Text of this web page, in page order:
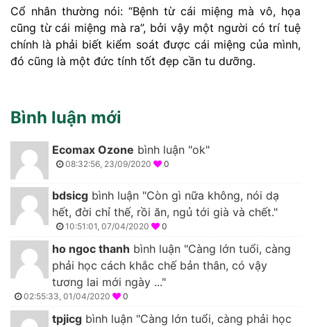
Cổ nhân thường nói: “Bệnh từ cái miệng mà vô, họa
cũng từ cái miệng mà ra”, bởi vậy một người có trí tuệ
chính là phải biết kiểm soát được cái miệng của mình,
đó cũng là một đức tính tốt đẹp cần tu dưỡng.
Bình luận mới
Ecomax Ozone bình luận "ok"
08:32:56, 23/09/2020 0
bdsicg bình luận "Còn gì nữa không, nói dạ
hết, đời chỉ thế, rồi ăn, ngủ tới già và chết."
10:51:01, 07/04/2020 0
ho ngoc thanh bình luận "Càng lớn tuổi, càng
phải học cách khắc chế bản thân, có vậy
tương lai mới ngày ..."
02:55:33, 01/04/2020 0
tpjicg bình luận "Càng lớn tuổi, càng phải học